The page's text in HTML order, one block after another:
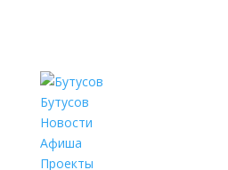
Бутусов
Новости
Афиша
Проекты